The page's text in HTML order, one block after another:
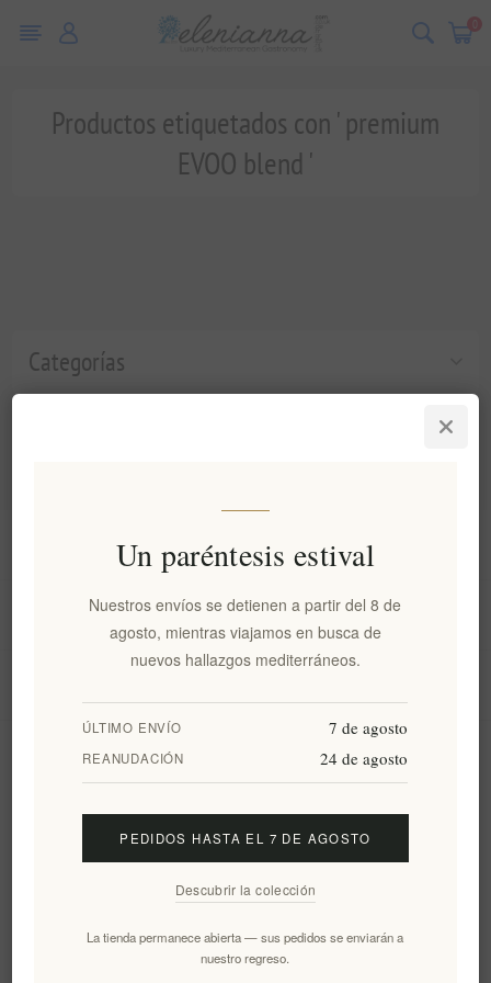
0
Categorías
Productos etiquetados con ' premium
EVOO blend '
Información
Mi cuenta
Suscribirse Desuscribirse
Un paréntesis estival
Nuestros envíos se detienen a partir del 8 de
agosto, mientras viajamos en busca de
nuevos hallazgos mediterráneos.
ÚLTIMO ENVÍO 7 de agosto
REANUDACIÓN 24 de agosto
PEDIDOS HASTA EL 7 DE AGOSTO
Descubrir la colección
La tienda permanece abierta — sus pedidos se enviarán a
nuestro regreso.